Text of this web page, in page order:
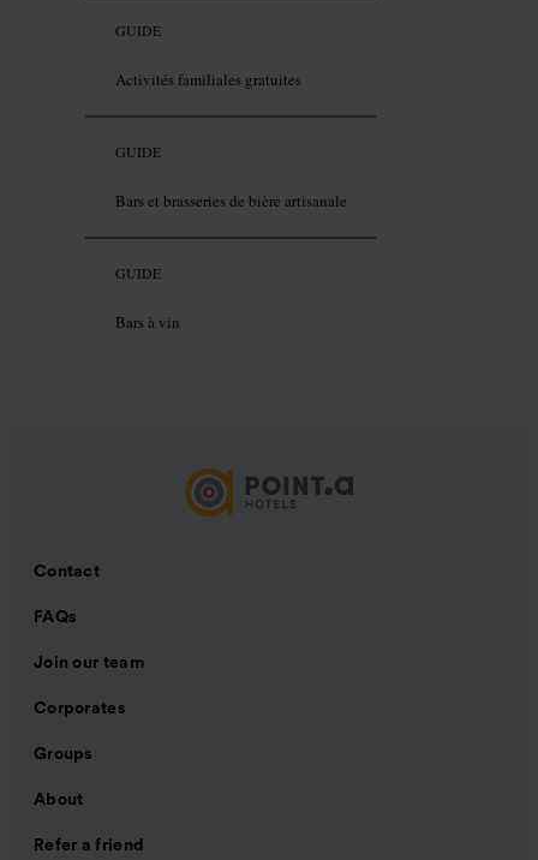
GUIDE
Activités familiales gratuites
GUIDE
Bars et brasseries de bière artisanale
GUIDE
Bars à vin
Contact
FAQs
Join our team
Corporates
Groups
About
Refer a friend